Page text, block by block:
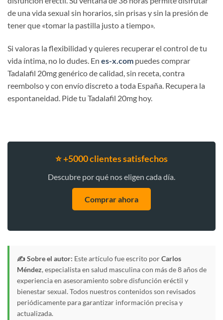
de una vida sexual sin horarios, sin prisas y sin la presión de
tener que «tomar la pastilla justo a tiempo».
Si valoras la flexibilidad y quieres recuperar el control de tu
vida íntima, no lo dudes. En es-x.com puedes comprar
Tadalafil 20mg genérico de calidad, sin receta, contra
reembolso y con envío discreto a toda España. Recupera la
espontaneidad. Pide tu Tadalafil 20mg hoy.
⭐ +5000 clientes satisfechos
Descubre por qué nos eligen cada día.
Comprar ahora
✍️ Sobre el autor: Este artículo fue escrito porCarlos
Méndez, especialista en salud masculina con más de 8 años de
experiencia en asesoramiento sobre disfunción eréctil y
bienestar sexual. Todos nuestros contenidos son revisados
periódicamente para garantizar información precisa y
actualizada.